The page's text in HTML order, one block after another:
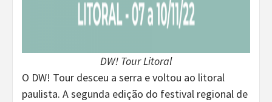
DW! Tour Litoral
O DW! Tour desceu a serra e voltou ao litoral
paulista. A segunda edição do festival regional de